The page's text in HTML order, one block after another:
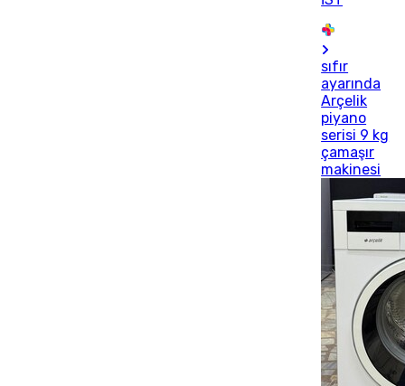
sıfır
ayarında
Arçelik
piyano
serisi 9 kg
çamaşır
makinesi